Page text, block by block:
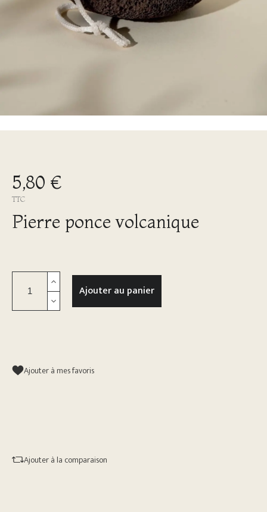
5,80 €
TTC
Pierre ponce volcanique
Ajouter au panier
Ajouter à mes favoris
Ajouter à la comparaison